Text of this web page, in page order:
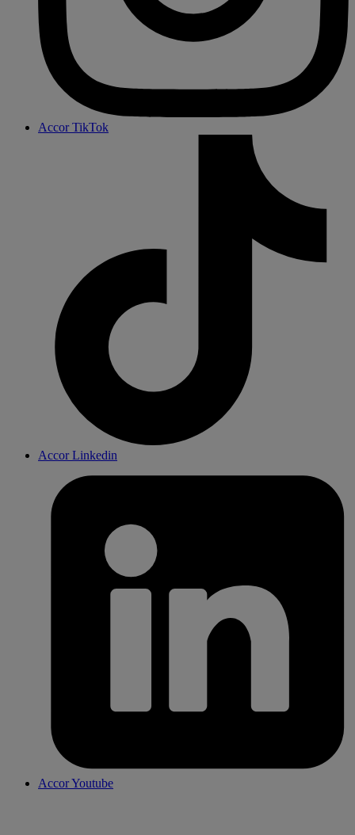
Accor TikTok
Accor Linkedin
Accor Youtube